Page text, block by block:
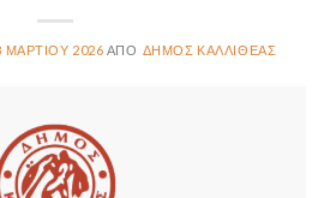
ΜΑΡΤΊΟΥ 2026 ΔΉΜΟΣ ΚΑΛΛΙΘΈΑΣ